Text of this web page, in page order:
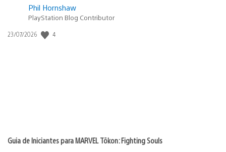
Phil Hornshaw
PlayStation Blog Contributor
Data
23/07/2026 4
Guia de Iniciantes para MARVEL Tōkon: Fighting Souls